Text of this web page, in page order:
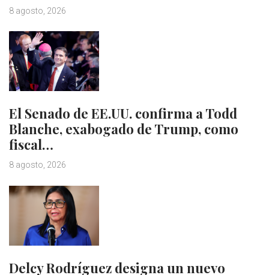
8 agosto, 2026
El Senado de EE.UU. confirma a Todd
Blanche, exabogado de Trump, como
fiscal…
8 agosto, 2026
Delcy Rodríguez designa un nuevo